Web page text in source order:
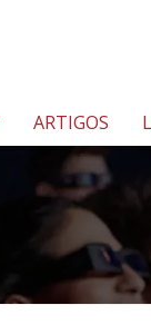
ARTIGOS